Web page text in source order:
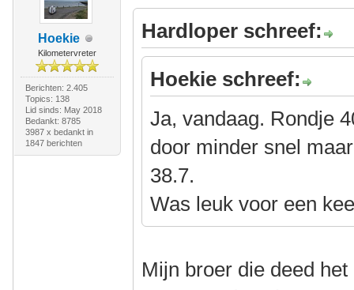
Hoekie
Kilometervreter
Berichten: 2.405
Topics: 138
Lid sinds: May 2018
Bedankt: 8785
3987 x bedankt in
1847 berichten
Hardloper schreef:
Hoekie schreef:
Ja, vandaag. Rondje
door minder snel
38.7.
Was leuk voor een
Mijn broer die deed